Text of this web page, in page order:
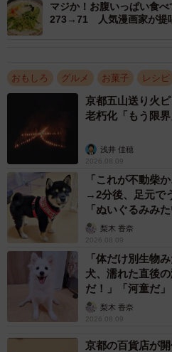
赤ちゃん一人と同じくらいの重さのプ
ゆあるさんにお話を聞きました。
──このバケツプリンを作った
マジか！お腹いっぱい食
273→71 人気漫画家が提
おもしろ グルメ お菓子 レシピ
京都五山送り火
老朽化「もう限
浅井 佳穂
2026.08.09
「これが不動柴
→2分後、足元で
「ぬいぐるみみた
梨木 香奈
2026.08.09
「体だけ別生物
犬、濡れた直後
だ！」「河童だ
梨木 香奈
2026.08.09
京都の百貨店が